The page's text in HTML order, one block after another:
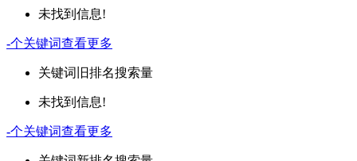
未找到信息!
-个关键词查看更多
关键词 旧排名搜索量
未找到信息!
-个关键词查看更多